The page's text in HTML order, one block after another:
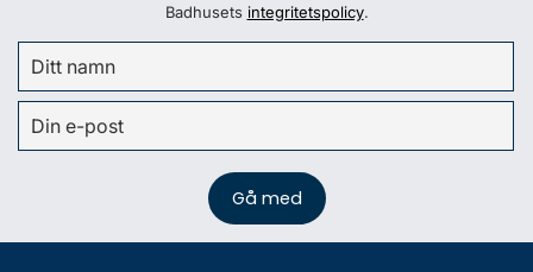
Badhusets integritetspolicy.